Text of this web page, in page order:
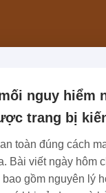
nguy hiểm
trang bị
toàn đúng cách
Bài viết ngày hôm
gồm nguyên lý